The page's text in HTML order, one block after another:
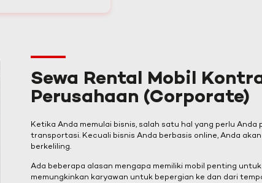
Sewa Rental Mobil
Perusahaan (Corporate)
Ketika Anda memulai bisnis, salah satu hal yang perlu Anda
transportasi. Kecuali bisnis Anda berbasis online, Anda
berkeliling.
Ada beberapa alasan mengapa memiliki mobil penting
memungkinkan karyawan untuk bepergian ke dan dari